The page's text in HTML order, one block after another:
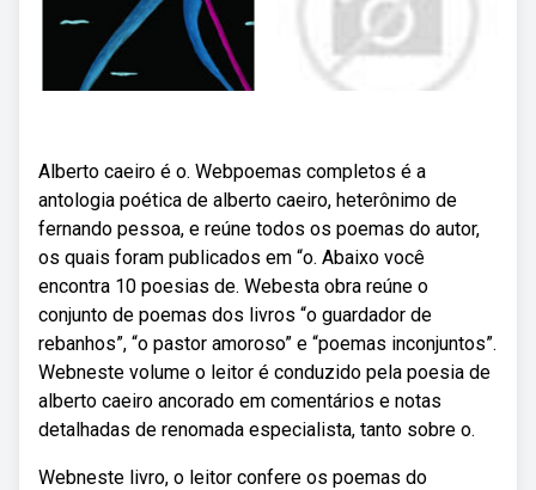
Alberto caeiro é o. Webpoemas completos é a
antologia poética de alberto caeiro, heterônimo de
fernando pessoa, e reúne todos os poemas do autor,
os quais foram publicados em “o. Abaixo você
encontra 10 poesias de. Webesta obra reúne o
conjunto de poemas dos livros “o guardador de
rebanhos”, “o pastor amoroso” e “poemas inconjuntos”.
Webneste volume o leitor é conduzido pela poesia de
alberto caeiro ancorado em comentários e notas
detalhadas de renomada especialista, tanto sobre o.
Webneste livro, o leitor confere os poemas do